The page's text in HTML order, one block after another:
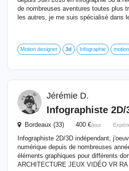
de nombreuses aventures toutes plus
les autres, je me suis spécialisé dans
Motion designer 3d Infographie
Jérémie D.
Infographiste 2D/
Bordeaux (33) 400 €/jour
​Infographiste 2D/3D indépendant,
numérique depuis de nombreuses
éléments graphiques pour différents
ARCHITECTURE JEUX VIDÉO VR